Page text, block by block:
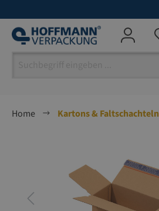
Home
Kartons & Faltschachteln